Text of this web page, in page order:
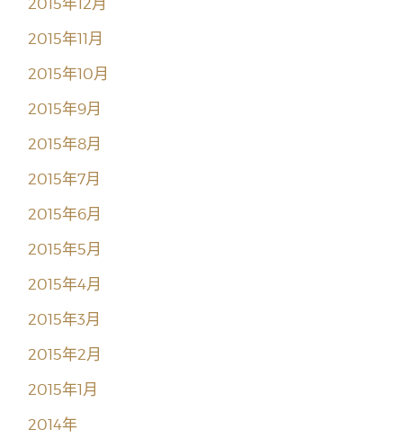
2015年11月
2015年10月
2015年9月
2015年8月
2015年7月
2015年6月
2015年5月
2015年4月
2015年3月
2015年2月
2015年1月
2014年